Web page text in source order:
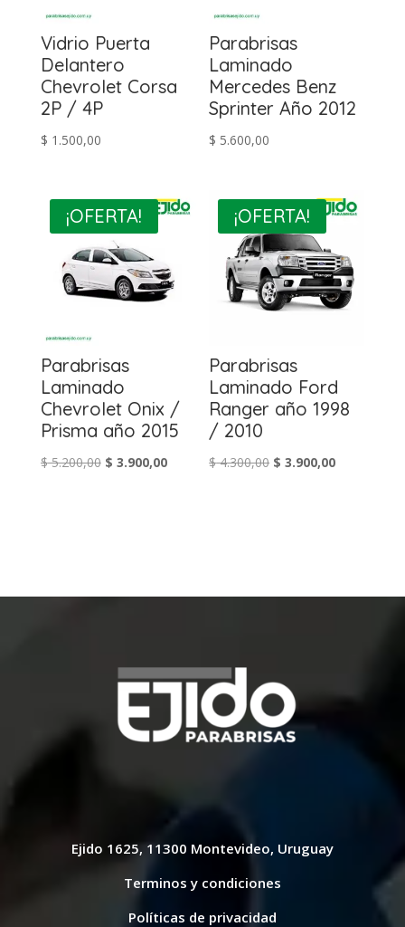
Vidrio Puerta
Delantero
Chevrolet Corsa
2P / 4P
$ 1.500,00
Parabrisas
Laminado
Mercedes Benz
Sprinter Año 2012
$ 5.600,00
¡OFERTA!
Parabrisas
Laminado
Chevrolet Onix /
Prisma año 2015
$5.200,00 El
$ 3.900,00El
¡OFERTA!
Parabrisas
Laminado Ford
Ranger año 1998
/ 2010
$4.300,00 El
$ 3.900,00El
Ejido 1625, 11300 Montevideo, Uruguay
Terminos y condiciones
Políticas de privacidad